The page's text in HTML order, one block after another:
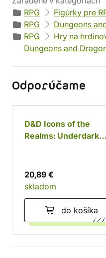
RPG
Figúrky pre
RPG
Dungeons
RPG
Hry na
Dungeons and
Odporúčame
D&D Icons of the
Realms: Underdark
20,89 €
skladom
do košíka